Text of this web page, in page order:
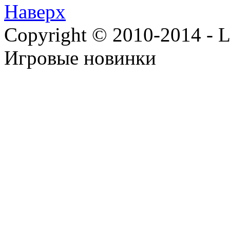
Наверх
Copyright © 2010-2014 -
Игровые новинки